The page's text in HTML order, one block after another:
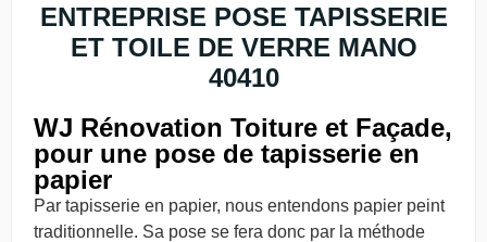
ENTREPRISE POSE TAPISSERIE
ET TOILE DE VERRE MANO
40410
WJ Rénovation Toiture et Façade,
pour une pose de tapisserie en
papier
Par tapisserie en papier, nous entendons papier peint
traditionnelle. Sa pose se fera donc par la méthode